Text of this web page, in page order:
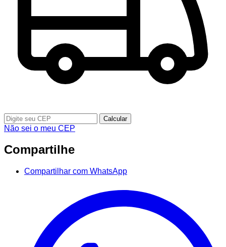
Calcular
Não sei o meu CEP
Compartilhe
Compartilhar com WhatsApp